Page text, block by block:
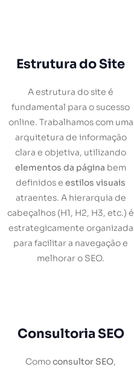
Estrutura do Site
A estrutura do site é
fundamental para o sucesso
online. Trabalhamos com uma
arquitetura de informação
clara e objetiva, utilizando
elementos da página bem
definidos e estilos visuais
atraentes. A hierarquia de
cabeçalhos (H1, H2, H3, etc.) é
estrategicamente organizada
para facilitar a navegação e
melhorar o SEO.
Consultoria SEO
Comoconsultor SEO,